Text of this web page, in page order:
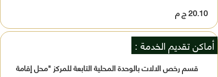
20.10 ج م
أماكن تقديم الخدمة :
قسم رخص الالات بالوحدة المحلية التابعة للمركز "محل إقامة